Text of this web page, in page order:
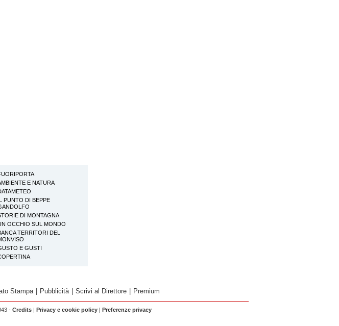
E NATURA
PUNTO DI BEPPE
DI MONTAGNA
OCCHIO SUL MONDO
TERRITORI DEL
E GUSTI
Stampa | Pubblicità | Scrivi al Direttore | Premium
- Credits | Privacy e cookie policy | Preferenze privacy